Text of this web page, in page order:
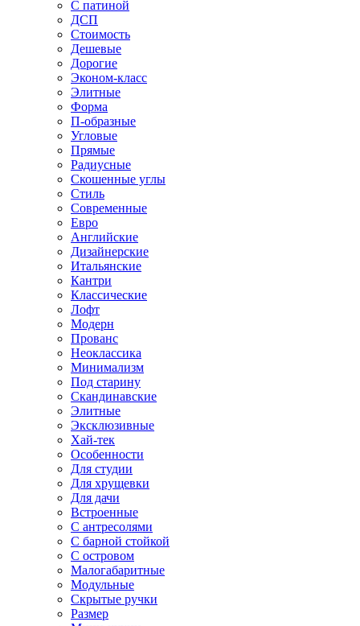
С патиной
ДСП
Стоимость
Дешевые
Дорогие
Эконом-класс
Элитные
Форма
П-образные
Угловые
Прямые
Радиусные
Скошенные углы
Стиль
Современные
Евро
Английские
Дизайнерские
Итальянские
Кантри
Классические
Лофт
Модерн
Прованс
Неоклассика
Минимализм
Под старину
Скандинавские
Элитные
Эксклюзивные
Хай-тек
Особенности
Для студии
Для хрущевки
Для дачи
Встроенные
С антресолями
С барной стойкой
С островом
Малогабаритные
Модульные
Скрытые ручки
Размер